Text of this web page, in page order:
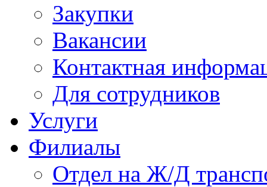
Закупки
Вакансии
Контактная
Для сотрудников
Услуги
Филиалы
Отдел на Ж/Д